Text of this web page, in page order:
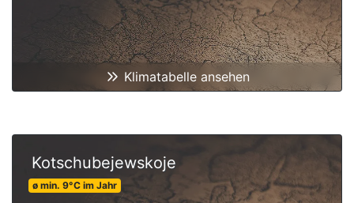
Klimatabelle ansehen
Kotschubejewskoje
ø min. 9°C im Jahr